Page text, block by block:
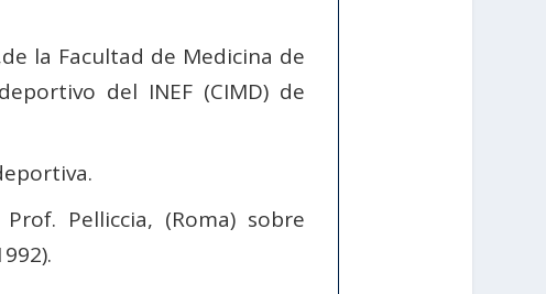
la Facultad de Medicina de
del INEF (CIMD) de
Pelliccia, (Roma) sobre